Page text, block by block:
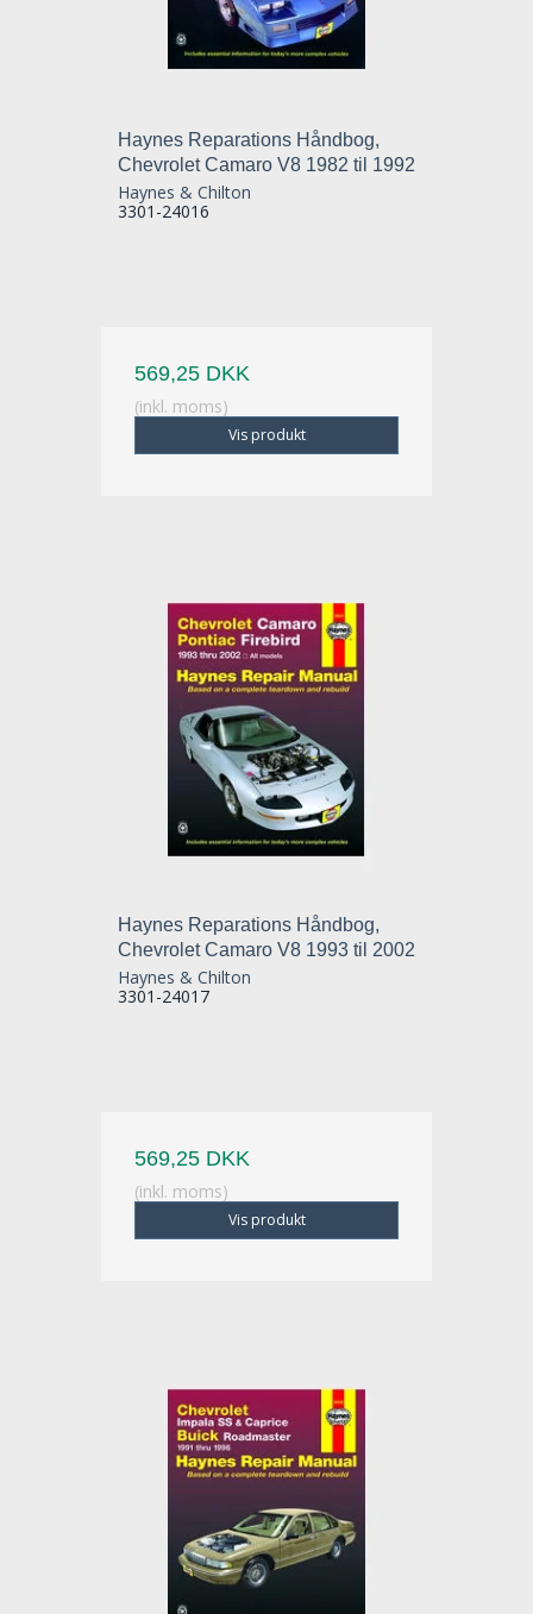
Haynes Reparations Håndbog,
Chevrolet Camaro V8 1982 til 1992
Haynes & Chilton
3301-24016
569,25 DKK
(inkl. moms)
Vis produkt
Haynes Reparations Håndbog,
Chevrolet Camaro V8 1993 til 2002
Haynes & Chilton
3301-24017
569,25 DKK
(inkl. moms)
Vis produkt